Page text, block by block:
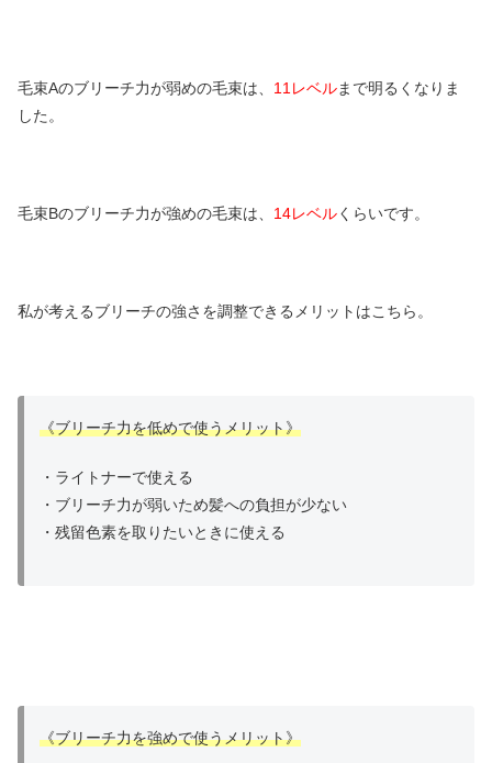
毛束Aのブリーチ力が弱めの毛束は、 11レベルまで明るくなりま
した。
毛束Bのブリーチ力が強めの毛束は、 14レベルくらいです。
私が考えるブリーチの強さを調整できるメリットはこちら。
《ブリーチ力を低めで使うメリット》
・ライトナーで使える
・ブリーチ力が弱いため髪への負担が少ない
・残留色素を取りたいときに使える
《ブリーチ力を強めで使うメリット》